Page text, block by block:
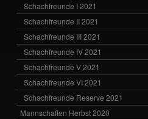
Schachfreunde I 2021
Schachfreunde II 2021
Schachfreunde III 2021
Schachfreunde IV 2021
Schachfreunde V 2021
Schachfreunde VI 2021
Schachfreunde Reserve 2021
Mannschaften Herbst 2020